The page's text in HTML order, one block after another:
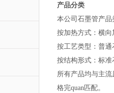
产品分类
本公司石墨管产
按加热方式：横向
按工艺类型：普通
按结构形式：标准
所有产品均与主
格完quan匹配。